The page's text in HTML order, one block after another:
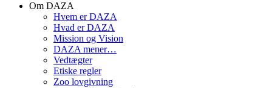
Om DAZA
Hvem er DAZA
Hvad er DAZA
Mission og Vision
DAZA mener…
Vedtægter
Etiske regler
Zoo lovgivning